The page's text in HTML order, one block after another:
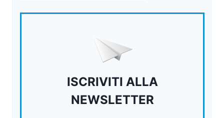
ISCRIVITI ALLA
NEWSLETTER